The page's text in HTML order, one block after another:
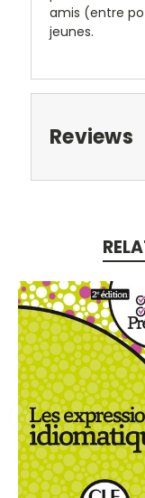
amis (entre
jeunes.
Reviews